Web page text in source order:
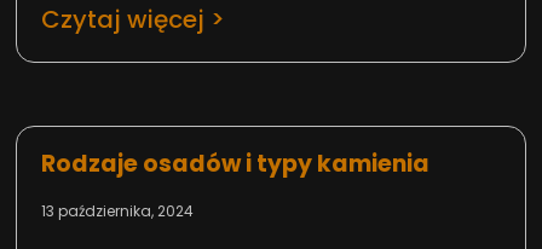
Czytaj więcej >
Rodzaje osadów i typy kamienia
13 października, 2024